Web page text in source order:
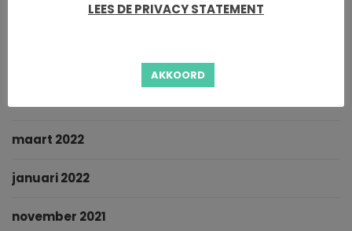
maart 2022
januari 2022
november 2021
LEES DE PRIVACY STATEMENT
AKKOORD